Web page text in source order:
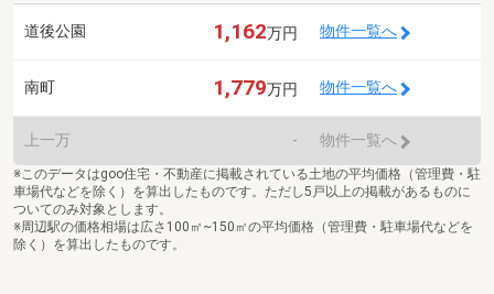
道後公園 1,162万円 物件一覧へ
南町 1,779万円 物件一覧へ
上一万 - 物件一覧へ
※このデータはgoo住宅・不動産に掲載されている土地の平均価格（管理費・駐
車場代などを除く）を算出したものです。ただし5戸以上の掲載があるものに
ついてのみ対象とします。
※周辺駅の価格相場は広さ100㎡~150㎡の平均価格（管理費・駐車場代などを
除く）を算出したものです。